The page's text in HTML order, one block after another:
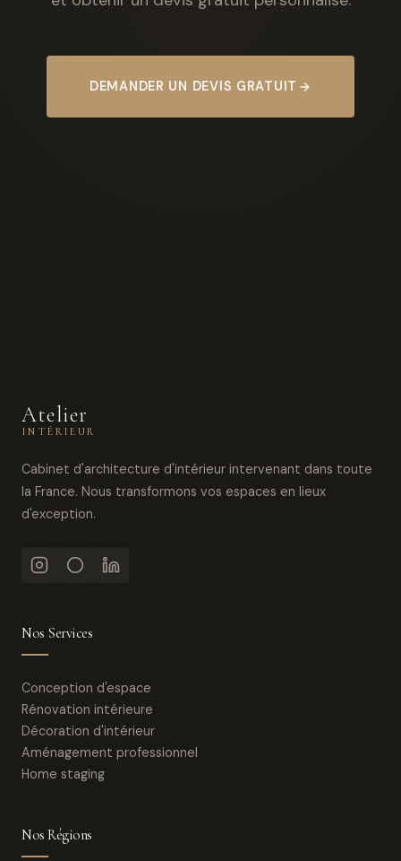
DEMANDER UN DEVIS GRATUIT
Atelier
INTÉRIEUR
Cabinet d'architecture d'intérieur intervenant dans toute
la France. Nous transformons vos espaces en lieux
d'exception.
Nos Services
Conception d'espace
Rénovation intérieure
Décoration d'intérieur
Aménagement professionnel
Home staging
Nos Régions